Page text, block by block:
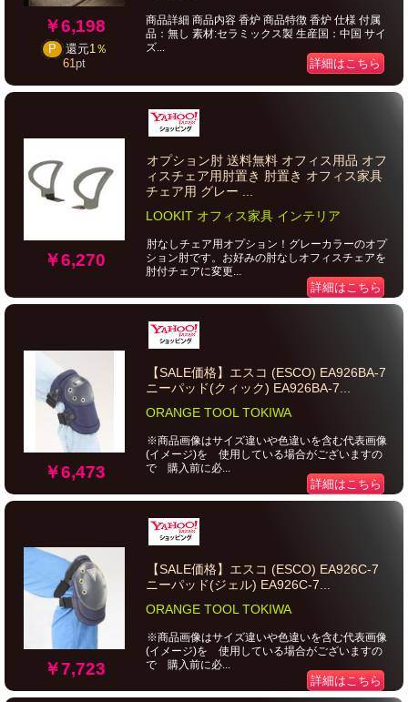
￥6,198
P 還元1％
61 pt
商品詳細 商品内容 香炉 商品特徴 香炉 仕様 付属
品：無し 素材:セラミックス製 生産国：中国 サイ
ズ...
詳細はこちら
￥6,270
オプション肘 送料無料 オフィス用品 オフ
ィスチェア用肘置き 肘置き オフィス家具
チェア用 グレー ...
LOOKIT オフィス家具 インテリア
肘なしチェア用オプション！グレーカラーのオプ
ション肘です。お好みの肘なしオフィスチェアを
肘付チェアに変更...
詳細はこちら
￥6,473
【SALE価格】エスコ (ESCO) EA926BA-7
ニーパッド(クィック) EA926BA-7...
ORANGE TOOL TOKIWA
※商品画像はサイズ違いや色違いを含む代表画像
(イメージ)を 使用している場合がございますの
で 購入前に必...
詳細はこちら
￥7,723
【SALE価格】エスコ (ESCO) EA926C-7
ニーパッド(ジェル) EA926C-7...
ORANGE TOOL TOKIWA
※商品画像はサイズ違いや色違いを含む代表画像
(イメージ)を 使用している場合がございますの
で 購入前に必...
詳細はこちら